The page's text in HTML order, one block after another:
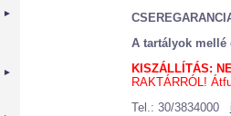
►
►
A tartályok
KISZÁLLÍTÁS:
RAKTÁRRÓL!
Tel.: 30/3834000